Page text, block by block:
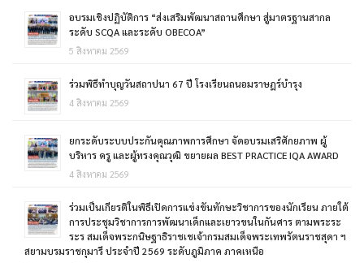
อบรมเชิงปฏิบัติการ “ส่งเสริมพัฒนาสถานศึกษา สู่มาตรฐานสากล
ระดับ SCQA และระดับ OBECOA”
5 สิงหาคม 2569
ร่วมพิธีทำบุญวันสถาปนา 67 ปี โรงเรียนถนอมราษฎร์บำรุง
4 สิงหาคม 2569
ยกระดับระบบประกันคุณภาพการศึกษา จัดอบรมเสริศักยภาพ ผู้
บริหาร ครู และผู้ทรงคุณวุฒิ ขยายผล BEST PRACTICE IQA AWARD
4 สิงหาคม 2569
ร่วมเป็นเกียรติในพิธีเปิดการแข่งขันทักษะวิชาการของนักเรียน ภายใต้
การประชุมวิชาการการพัฒนาเด็กและเยาวขนในกันศาร ตามพระระ
ระร สมเด็จพระกนิษฐาธิราชเชเจ้ากรมสมเด็จพระเทพรัตนราชสุดา ฯ
สยามบรมราชกุมารี ประจำปี 2569 ระดับภูมิภาค ภาคเหนือ